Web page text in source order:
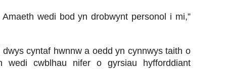
wedi bod yn drobwynt personol i mi,”
cyntaf hwnnw a oedd yn cynnwys taith o
wedi cwblhau nifer o gyrsiau hyfforddiant